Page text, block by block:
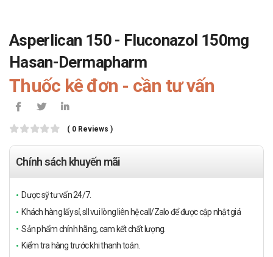
Asperlican 150 - Fluconazol 150mg
Hasan-Dermapharm
Thuốc kê đơn - cần tư vấn
( 0 Reviews )
Chính sách khuyến mãi
Dược sỹ tư vấn 24/7.
Khách hàng lấy sỉ, sll vui lòng liên hệ call/Zalo để được cập nhật giá
Sản phẩm chính hãng, cam kết chất lượng.
Kiểm tra hàng trước khi thanh toán.